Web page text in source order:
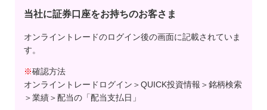
当社に証券口座をお持ちのお客さま
オンライントレードのログイン後の画面に記載されていま
す。
※確認方法
オンライントレードログイン＞QUICK投資情報＞銘柄検索
＞業績＞配当の「配当支払日」